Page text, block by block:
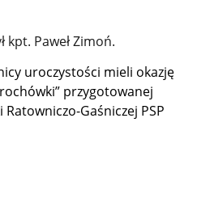
kpt. Paweł Zimoń.
uroczystości mieli okazję
przygotowanej
Gaśniczej PSP